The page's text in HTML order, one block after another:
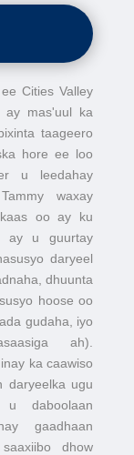
Cities Valley
ay mas'uul ka
taageero
hore ee loo
u leedahay
waxay
oo ay ku
ay u guurtay
daryeel
dhuunta
hoose oo
gudaha, iyo
ah).
ka caawiso
daryeelka ugu
daboolaan
gaadhaan
dhow